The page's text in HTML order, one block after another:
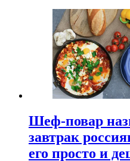
Шеф-повар
завтрак
его просто и